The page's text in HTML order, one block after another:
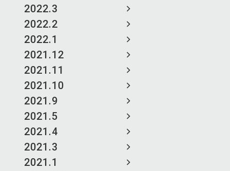
2022.3
2022.2
2022.1
2021.12
2021.11
2021.10
2021.9
2021.5
2021.4
2021.3
2021.1